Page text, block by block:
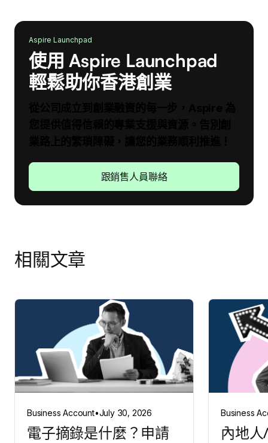
Aspire Launchpad
使用 Aspire Launchpad
輕鬆助你香港創業
跟銷售人員聯絡
相關文章
Business Account•July 30, 2026
電子摘錄是什麼？申請
Business
內地